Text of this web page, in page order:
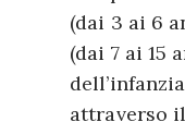
(dai 3 ai 6
(dai 7 ai 15
attraverso il